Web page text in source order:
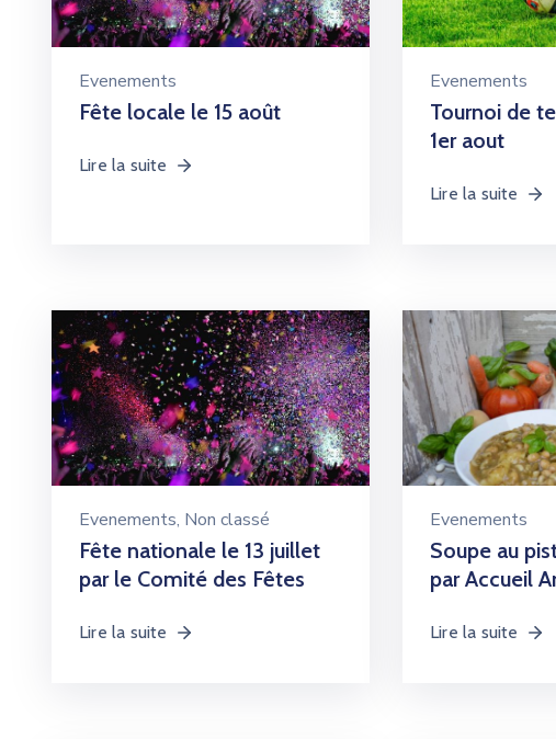
Evenements
Fête locale le 15 août
Lire la suite
Evenements
Tournoi de
1er aout
Lire la suite
Evenements‚ Non classé
Fête nationale le 13 juillet
par le Comité des Fêtes
Lire la suite
Evenements
Soupe au
par Accueil
Lire la suite